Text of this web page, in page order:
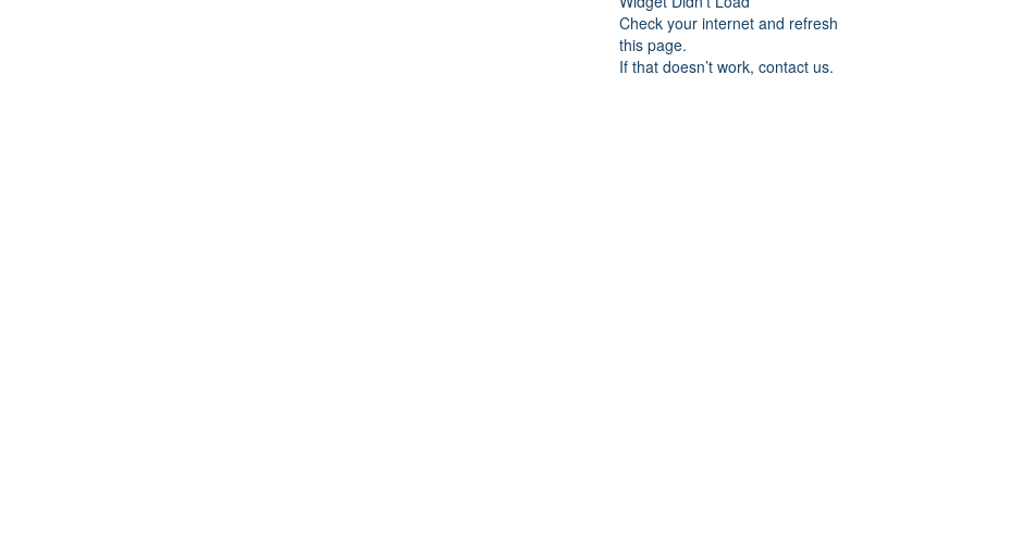
Check your internet and refresh
this page.
If that doesn’t work, contact us.